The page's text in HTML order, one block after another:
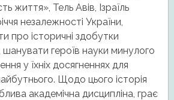
життя», Тель Авів, Ізраїль
незалежності України,
про історичні здобутки
шанувати героїв науки минулого
у їхніх досягненнях для
Щодо цього історія
академічна дисципліна, грає